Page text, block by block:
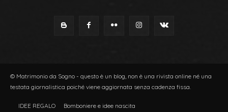
© Matrimonio da Sogno - questo è un blog, non è una rivista online né una
testata giornalistica poiché viene aggiornata senza cadenza fissa.
IDEE REGALO Bomboniere e idee nascita